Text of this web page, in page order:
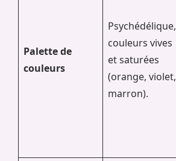
Palette de
couleurs
Psychédélique,
couleurs vives
et saturées
(orange, violet,
marron).